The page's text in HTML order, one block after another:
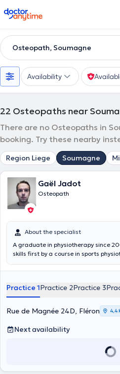
doctoranytime
Osteopath, Soumagne
Availability
22 Osteopaths near
There are no Osteopaths in
booking. Try these nearby
Region Liege Soumagne
Gaël Jadot
Osteopath
About the specialist
A graduate in physiotherapy since
skills first by a course in sports
several sports clubs. Content
Practice 1Practice 2Practice 3
Rue de Magnée 24D, Fléron 4,4
Next availability